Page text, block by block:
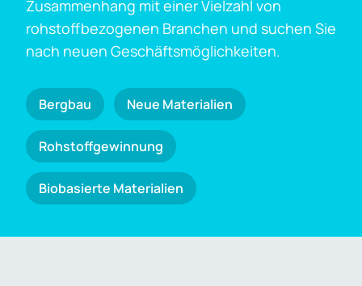
Zusammenhang mit einer Vielzahl von
rohstoffbezogenen Branchen und suchen Sie
nach neuen Geschäftsmöglichkeiten.
Bergbau Neue Materialien
Rohstoffgewinnung
Biobasierte Materialien